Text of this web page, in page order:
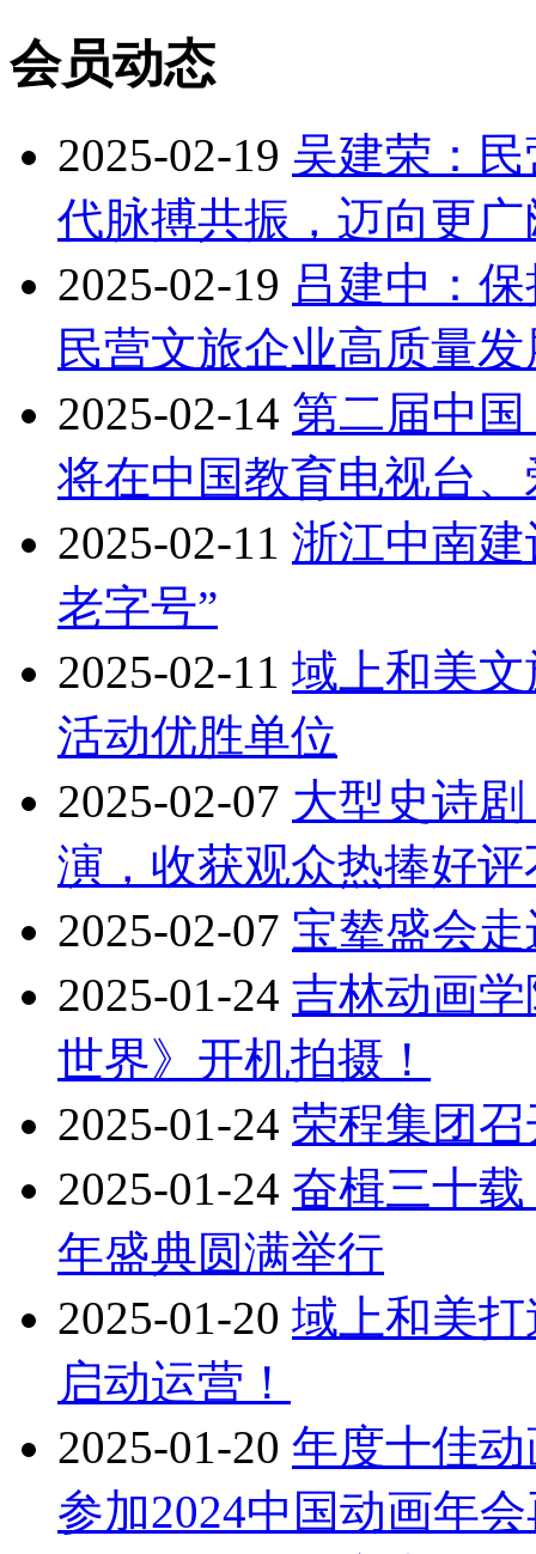
会员动态
2025-02-19 吴建荣：
代脉搏共振，迈向更
2025-02-19 吕建中：
民营文旅企业高质量发
2025-02-14 第二届中
将在中国教育电视台
2025-02-11 浙江中南
老字号”
2025-02-11 域上和美
活动优胜单位
2025-02-07 大型史诗
演，收获观众热捧好评
2025-02-07 宝辇盛会
2025-01-24 吉林动画
世界》开机拍摄！
2025-01-24 荣程集团
2025-01-24 奋楫三十
年盛典圆满举行
2025-01-20 域上和美
启动运营！
2025-01-20 年度十佳
参加2024中国动画年